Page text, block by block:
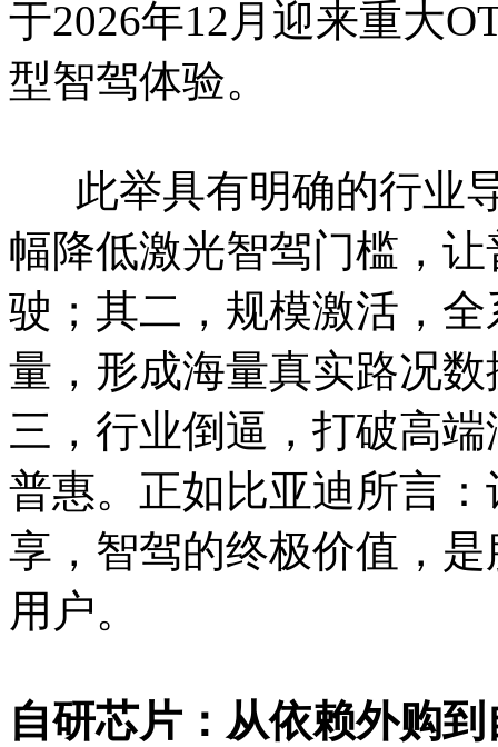
于2026年12月迎来重大
型智驾体验。
此举具有明确的行业
幅降低激光智驾门槛，
驶；其二，规模激活，
量，形成海量真实路况
三，行业倒逼，打破高
普惠。正如比亚迪所言
享，智驾的终极价值，
用户。
自研芯片：从依赖外购